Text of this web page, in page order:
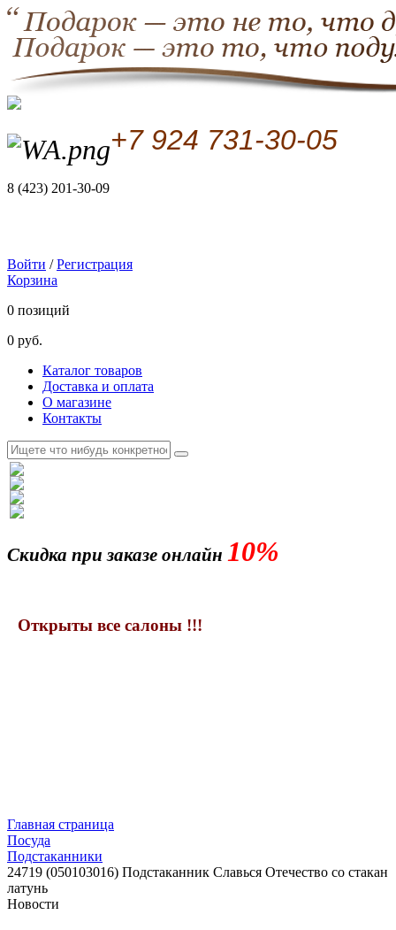
+7 924 731-30-05
8 (423) 201-30-09
Войти /Регистрация
Корзина
0 позиций
0 руб.
Каталог товаров
Доставка и оплата
О магазине
Контакты
Скидка при заказе онлайн 10%
Открыты все салоны !!!
Главная страница
Посуда
Подстаканники
24719 (050103016) Подстаканник Славься Отечество со стакан
латунь
Новости